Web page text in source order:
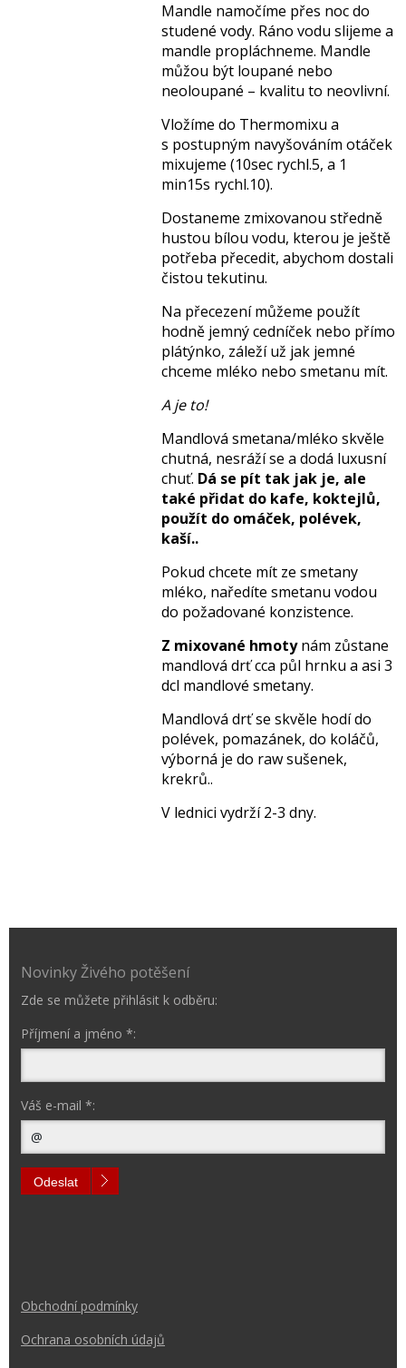
Mandle namočíme přes noc do
studené vody. Ráno vodu slijeme a
mandle propláchneme. Mandle
můžou být loupané nebo
neoloupané – kvalitu to neovlivní.
Vložíme do Thermomixu a
s postupným navyšováním otáček
mixujeme (10sec rychl.5, a 1
min15s rychl.10).
Dostaneme zmixovanou středně
hustou bílou vodu, kterou je ještě
potřeba přecedit, abychom dostali
čistou tekutinu.
Na přecezení můžeme použít
hodně jemný cedníček nebo přímo
plátýnko, záleží už jak jemné
chceme mléko nebo smetanu mít.
A je to!
Mandlová smetana/mléko skvěle
chutná, nesráží se a dodá luxusní
chuť. Dá se pít tak jak je, ale
také přidat do kafe, koktejlů,
použít do omáček, polévek,
kaší..
Pokud chcete mít ze smetany
mléko, naředíte smetanu vodou
do požadované konzistence.
Z mixované hmotynám zůstane
mandlová drť cca půl hrnku a asi 3
dcl mandlové smetany.
Mandlová drť se skvěle hodí do
polévek, pomazánek, do koláčů,
výborná je do raw sušenek,
krekrů..
V lednici vydrží 2-3 dny.
Novinky Živého potěšení
Zde se můžete přihlásit k odběru:
Příjmení a jméno *:
Váš e-mail *:
Odeslat
Obchodní podmínky
Ochrana osobních údajů